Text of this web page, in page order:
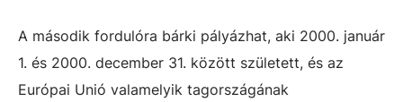
A második fordulóra bárki pályázhat, aki 2000. január
1. és 2000. december 31. között született, és az
Európai Unió valamelyik tagországának